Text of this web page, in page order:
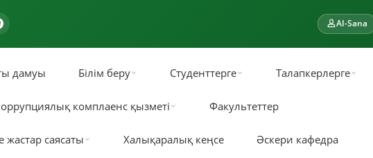
AI-Sana
дамуы Білім беру Студенттерге Талапкерлерге
комплаенс қызметі Факультеттер
жастар саясаты Халықаралық кеңсе Әскери кафедра